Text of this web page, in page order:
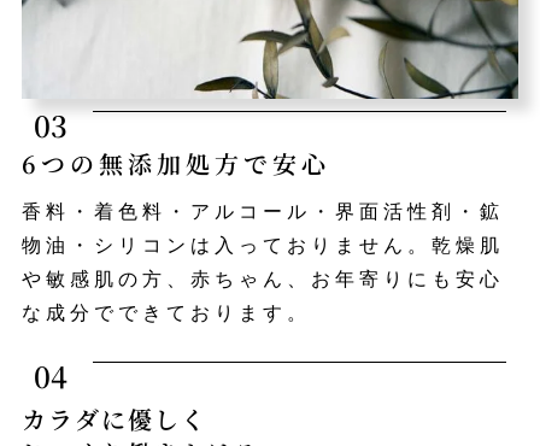
03
6つの無添加処方で安心
香料・着色料・アルコール・界面活性剤・鉱
物油・シリコンは入っておりません。 乾燥肌
や敏感肌の方、赤ちゃん、お年寄りにも安心
な成分でできております。
04
カラダに優しく